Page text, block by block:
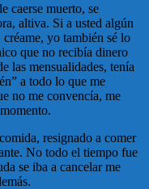
caerse muerto, se
altiva. Si a usted algún
yo también sé lo
que no recibía dinero
las mensualidades, tenía
a todo lo que me
no me convencía, me
resignado a comer
No todo el tiempo fue
se iba a cancelar me